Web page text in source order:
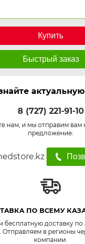
Купить
Быстрый заказ
8 (727) 221-91-10
нам, и мы отправим вам
предложение:
ПО ВСЕМУ
бесплатную доставку по
Отправляем в регионы
компании.